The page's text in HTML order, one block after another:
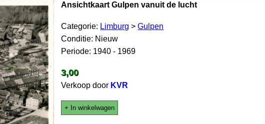
Ansichtkaart Gulpen vanuit de lucht
Categorie: Limburg >Gulpen
Conditie: Nieuw
Periode: 1940 - 1969
3,00
Verkoop door KVR
+ In winkelwagen